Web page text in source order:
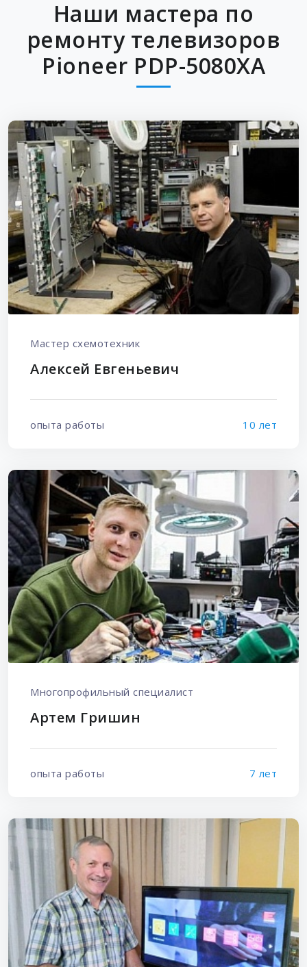
Наши мастера по
ремонту телевизоров
Pioneer PDP-5080XA
Мастер схемотехник
Алексей Евгеньевич
опыта работы 10 лет
Многопрофильный специалист
Артем Гришин
опыта работы 7 лет